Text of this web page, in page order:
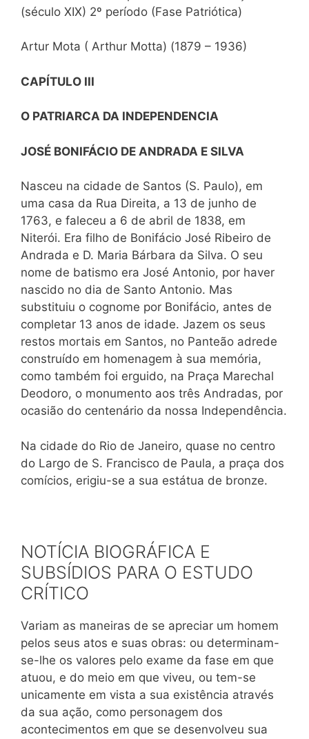
(século XIX) 2º período (Fase Patriótica)
Artur Mota ( Arthur Motta) (1879 – 1936)
CAPÍTULO III
O PATRIARCA DA INDEPENDENCIA
JOSÉ BONIFÁCIO DE ANDRADA E SILVA
Nasceu na cidade de Santos (S. Paulo), em
uma casa da Rua Direita, a 13 de junho de
1763, e faleceu a 6 de abril de 1838, em
Niterói. Era filho de Bonifácio José Ribeiro de
Andrada e D. Maria Bárbara da Silva. O seu
nome de batismo era José Antonio, por haver
nascido no dia de Santo Antonio. Mas
substituiu o cognome por Bonifácio, antes de
completar 13 anos de idade. Jazem os seus
restos mortais em Santos, no Panteão adrede
construído em homenagem à sua memória,
como também foi erguido, na Praça Marechal
Deodoro, o monumento aos três Andradas, por
ocasião do centenário da nossa Independência.
Na cidade do Rio de Janeiro, quase no centro
do Largo de S. Francisco de Paula, a praça dos
comícios, erigiu-se a sua estátua de bronze.
NOTÍCIA BIOGRÁFICA E
SUBSÍDIOS PARA O ESTUDO
CRÍTICO
Variam as maneiras de se apreciar um homem
pelos seus atos e suas obras: ou determinam-
se-lhe os valores pelo exame da fase em que
atuou, e do meio em que viveu, ou tem-se
unicamente em vista a sua existência através
da sua ação, como personagem dos
acontecimentos em que se desenvolveu sua